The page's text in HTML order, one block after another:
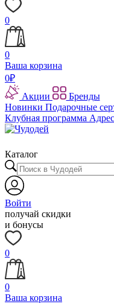
0
0
Ваша корзина
0₽
Акции
Бренды
Новинки Подарочные
Клубная программа
Каталог
Войти
получай скидки
и бонусы
0
0
Ваша корзина